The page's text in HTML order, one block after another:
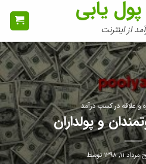
یابی
از اینترنت
و علاقه در کسب درآمد
و پولداران
مرداد ۱۱, ۱۳۹۸ توسط